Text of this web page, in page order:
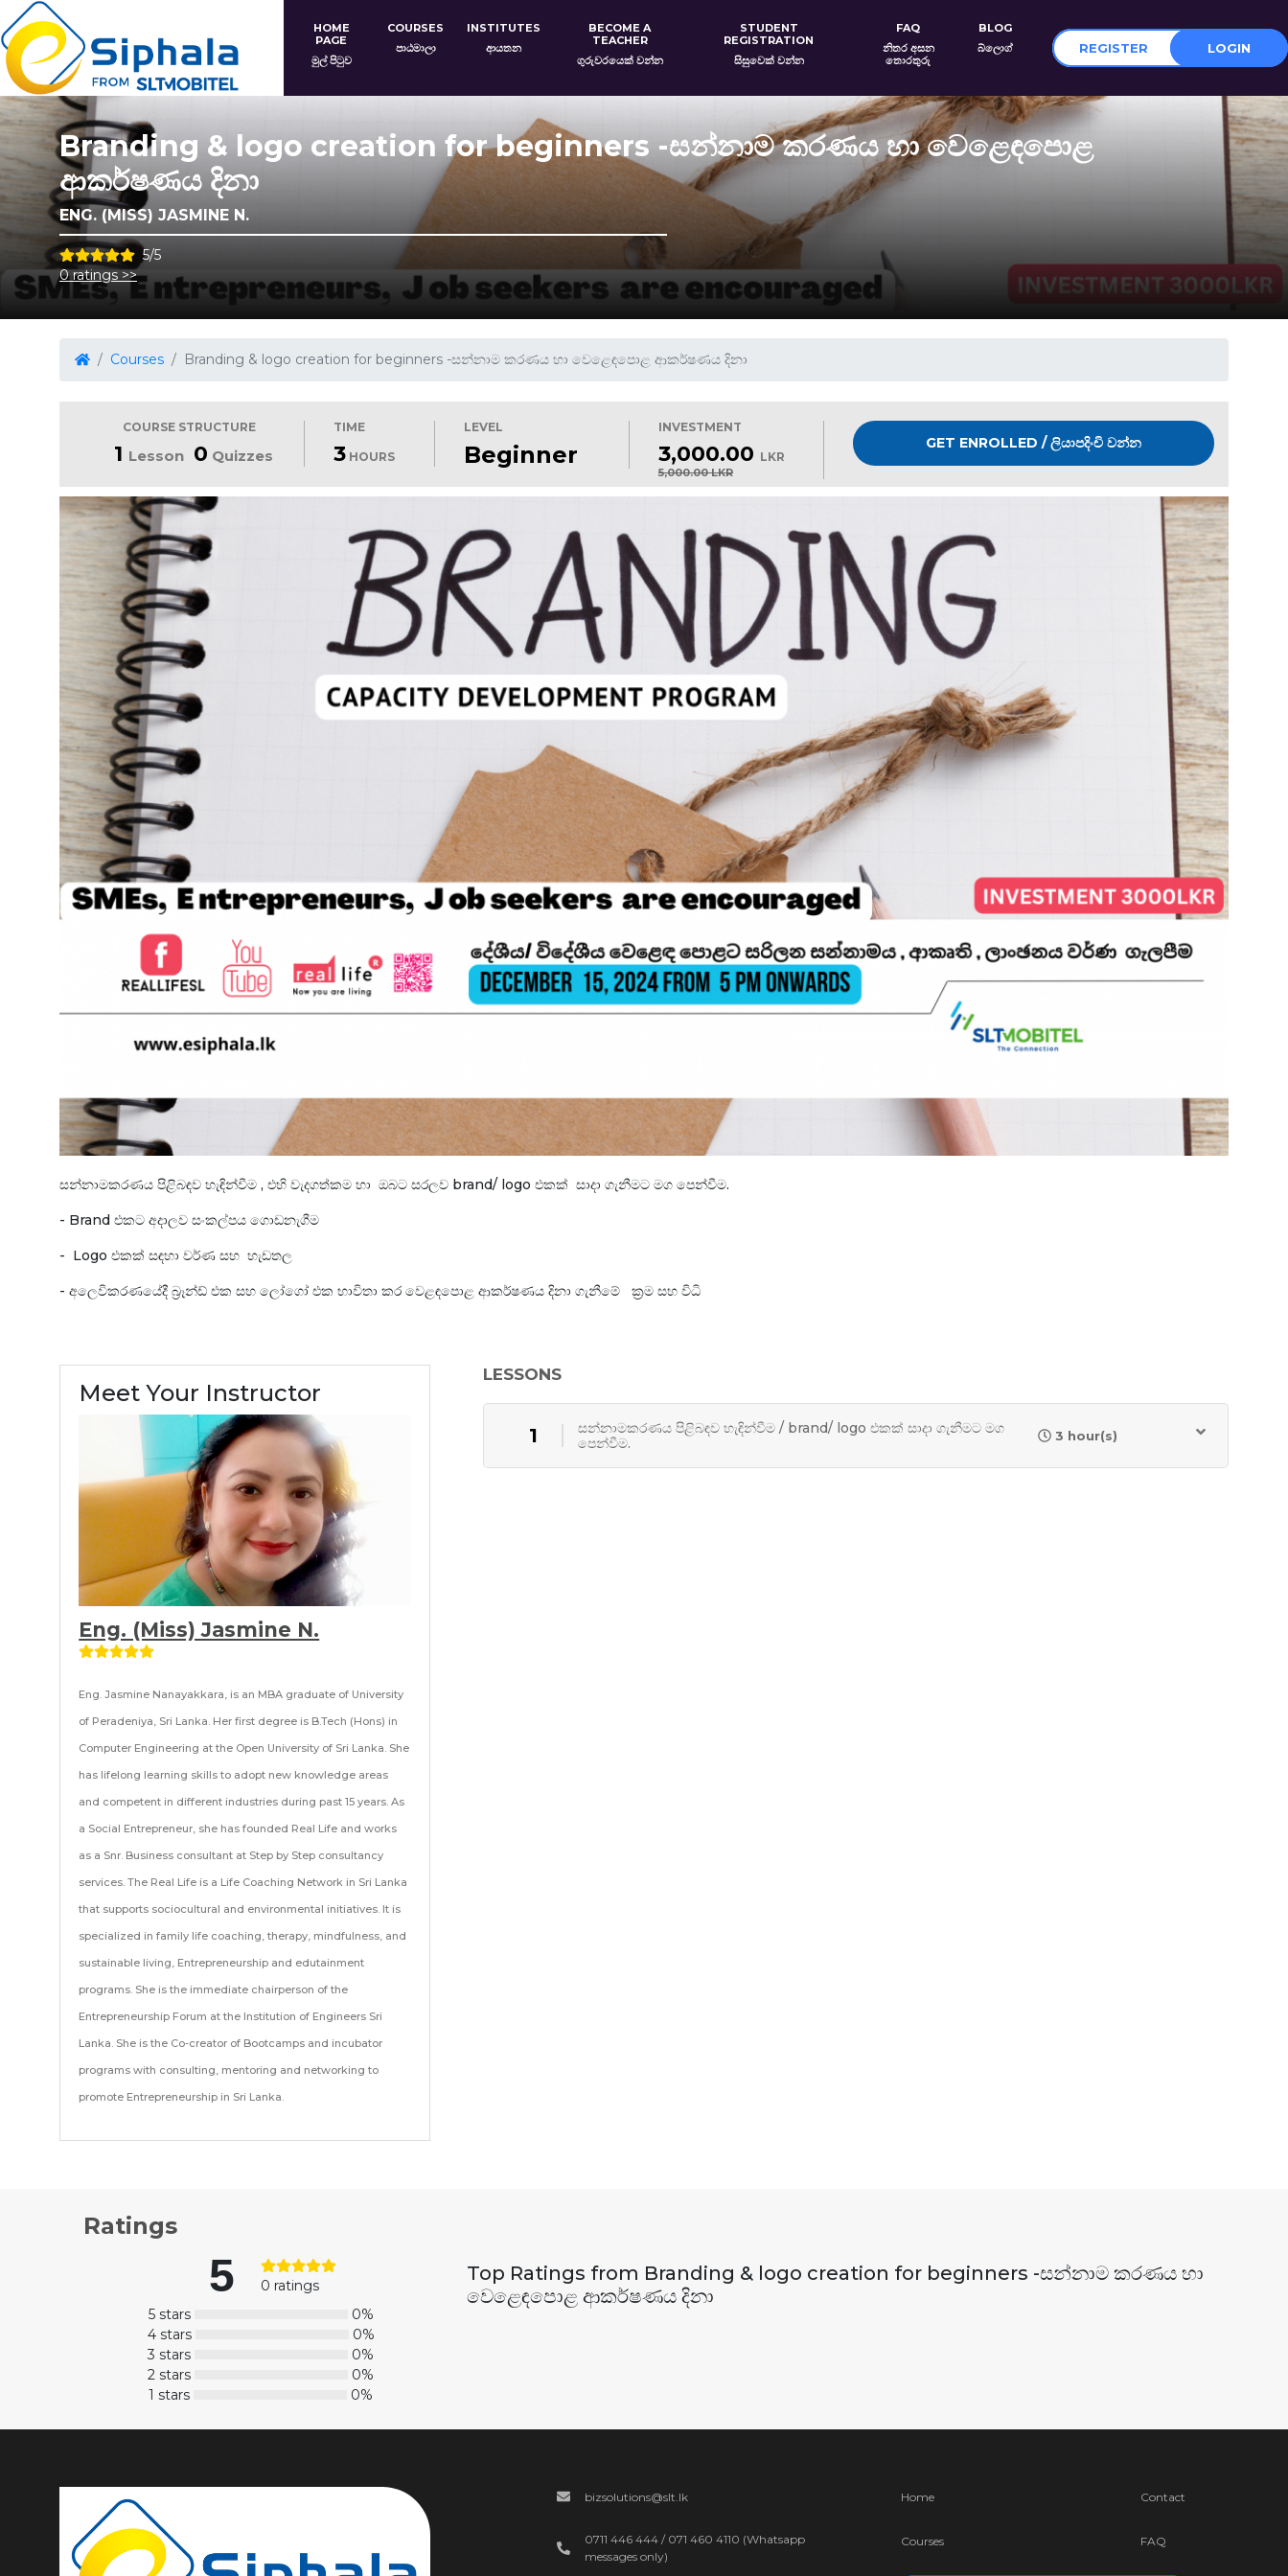
HOME
PAGE
මුල් පිටුව
COURSES
පාඨමාලා
INSTITUTES
ආයතන
BECOME A
TEACHER
ගුරුවරයෙක් වන්න
STUDENT
REGISTRATION
සිසුවෙක් වන්න
FAQ
නිතර අසන
තොරතුරු
BLOG
බ්ලොග්
REGISTER LOGIN
Branding & logo creation for beginners -සන්නාම කරණය හා වෙළෙඳපොළ
ආකර්ෂණය දිනා
ENG. (MISS) JASMINE N.
5/5
0 ratings >>
Courses Branding & logo creation for beginners -සන්නාම කරණය හා වෙළෙඳපොළ ආකර්ෂණය දිනා
COURSE STRUCTURE
1 Lesson 0 Quizzes
TIME
3 HOURS
LEVEL
Beginner
INVESTMENT
3,000.00 LKR
5,000.00 LKR
GET ENROLLED / ලියාපදිංචි වන්න
සන්නාමකරණය පිළිබඳව හැඳින්වීම , එහි වැදගත්කම හා ඔබට සරලව brand/ logo එකක් සාදා ගැනීමට මග පෙන්වීම.
- Brand එකට අදාලව සංකල්පය ගොඩනැගීම
- Logo එකක් සඳහා වර්ණ සහ හැඩතල
- අලෙවිකරණයේදී බ්‍රෑන්ඩ් එක සහ ලෝගෝ එක භාවිතා කර වෙළඳපොළ ආකර්ෂණය දිනා ගැනීමේ ක්‍රම සහ විධි
Meet Your Instructor
Eng. (Miss) Jasmine N.
Eng. Jasmine Nanayakkara, is an MBA graduate of University
of Peradeniya, Sri Lanka. Her first degree is B.Tech (Hons) in
Computer Engineering at the Open University of Sri Lanka. She
has lifelong learning skills to adopt new knowledge areas
and competent in different industries during past 15 years. As
a Social Entrepreneur, she has founded Real Life and works
as a Snr. Business consultant at Step by Step consultancy
services. The Real Life is a Life Coaching Network in Sri Lanka
that supports sociocultural and environmental initiatives. It is
specialized in family life coaching, therapy, mindfulness, and
sustainable living, Entrepreneurship and edutainment
programs. She is the immediate chairperson of the
Entrepreneurship Forum at the Institution of Engineers Sri
Lanka. She is the Co-creator of Bootcamps and incubator
programs with consulting, mentoring and networking to
promote Entrepreneurship in Sri Lanka.
LESSONS
1
සන්නාමකරණය පිළිබඳව හැඳින්වීම / brand/ logo එකක් සාදා ගැනීමට මග
පෙන්වීම.
3 hour(s)
Ratings
5
0 ratings
5 stars
0%
4 stars
0%
3 stars
0%
2 stars
0%
1 stars
0%
Top Ratings from Branding & logo creation for beginners -සන්නාම කරණය හා
වෙළෙඳපොළ ආකර්ෂණය දිනා
bizsolutions@slt.lk
0711 446 444 / 071 460 4110 (Whatsapp
messages only)
Home
Courses
Contact
FAQ